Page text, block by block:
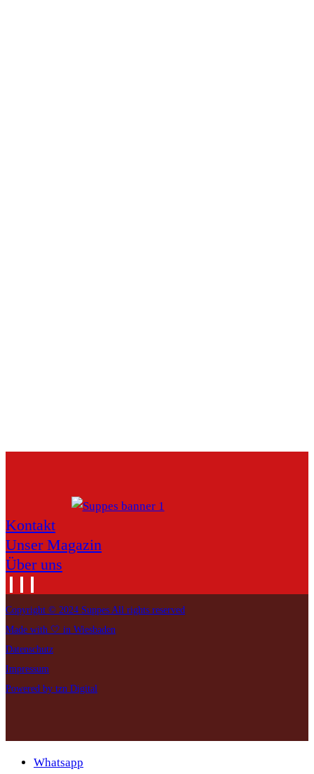
Kontakt
Unser Magazin
Über uns
Copyright © 2024 Suppes All rights reserved
Made with 🤍 in Wiesbaden
Datenschutz
Impressum
Powered by tzn Digital
Whatsapp